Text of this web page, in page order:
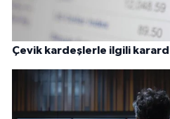
Çevik kardeşlerle ilgili